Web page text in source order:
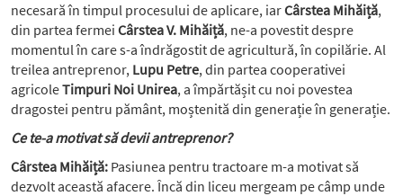
necesară în timpul procesului de aplicare, iarCârstea Mihăiță,
din partea fermei Cârstea V. Mihăiță, ne-a povestit despre
momentul în care s-a îndrăgostit de agricultură, în copilărie. Al
treilea antreprenor, Lupu Petre, din partea cooperativei
agricoleTimpuri Noi Unirea, a împărtășit cu noi povestea
dragostei pentru pământ, moștenită din generație în generație.
Ce te-a motivat să devii antreprenor?
Cârstea Mihăiță: Pasiunea pentru tractoare m-a motivat să
dezvolt această afacere. Încă din liceu mergeam pe câmp unde